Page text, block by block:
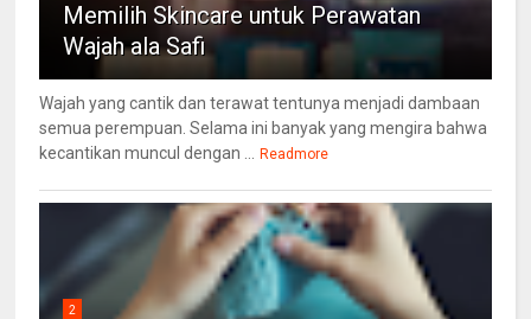
Memilih Skincare untuk Perawatan
Wajah ala Safi
Wajah yang cantik dan terawat tentunya menjadi dambaan
semua perempuan. Selama ini banyak yang mengira bahwa
kecantikan muncul dengan ...
Readmore
2